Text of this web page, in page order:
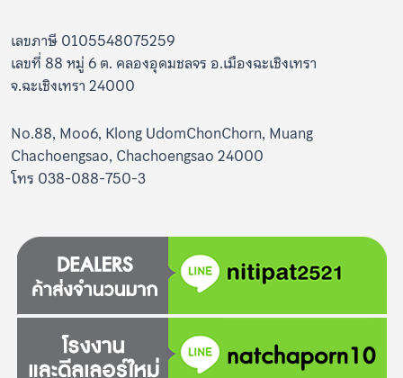
เลขภาษี 0105548075259
เลขที่ 88 หมู่ 6 ต. คลองอุดมชลจร อ.เมืองฉะเชิงเทรา
จ.ฉะเชิงเทรา 24000
No.88, Moo6, Klong UdomChonChorn, Muang
Chachoengsao, Chachoengsao 24000
โทร 038-088-750-3